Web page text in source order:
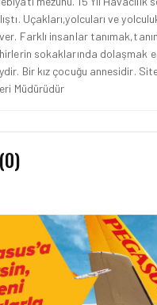
Uçakları,yolcuları ve
Farklı insanlar
sokaklarında dolaşmak
Bir kız çocuğu annesidir.
Müdürüdür
HAVACILIK • 10 MAR 2026
KATAR HAVA
SAHASINDAKI
NEDENIYLE QATAR
AIRWAYS SINIRLI
PROGRAMI